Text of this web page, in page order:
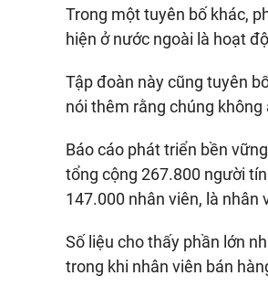
Trong một tuyên bố khác,
hiện ở nước ngoài là hoạt
Tập đoàn này cũng tuyên
nói thêm rằng chúng
Báo cáo phát triển bền
tổng cộng 267.800 người
147.000 nhân viên, là nhân
Số liệu cho thấy phần lớn
trong khi nhân viên bán